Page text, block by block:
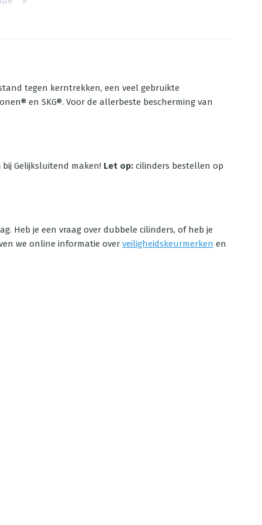
tegen kerntrekken, een veel gebruikte
en SKG®. Voor de allerbeste bescherming van
bij Gelijksluitend maken! Let op: cilinders bestellen op
Heb je een vraag over dubbele cilinders, of heb je
we online informatie over veiligheidskeurmerken en